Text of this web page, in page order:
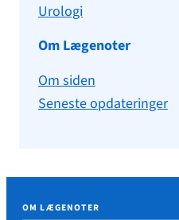
Urologi
Om Lægenoter
Om siden
Seneste opdateringer
OM LÆGENOTER